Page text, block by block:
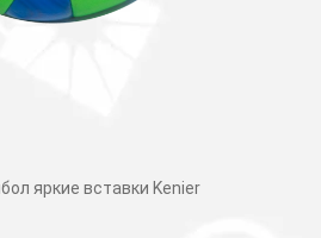
яркие вставки Kenier